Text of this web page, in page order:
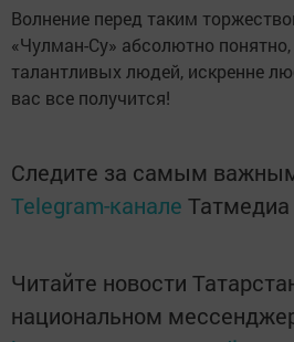
Волнение перед таким
«Чулман-Су» абсолютно
талантливых людей, искренне
вас все получится!
Следите за самым
Telegram-канале Татмедиа
Читайте новости
национальном